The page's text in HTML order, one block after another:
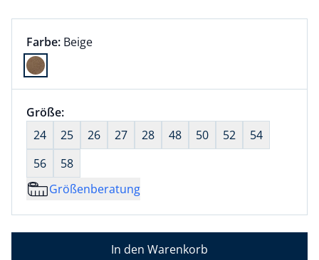
Farbauswahl:
Farbe: aktuell ausgewählt:
Beige
Farbe Beige ausgewählt
Größenauswahl:
Größe:nichts ausgewählt
24
25 26 27 28 48 50 52
54
56
58
Größenberatung
In den Warenkorb